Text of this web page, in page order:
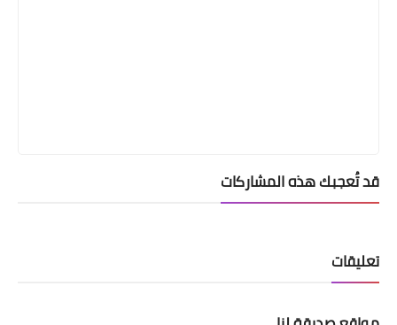
قد تُعجبك هذه المشاركات
تعليقات